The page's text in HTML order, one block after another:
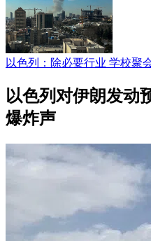
以色列：除必要行业 学校聚
以色列对伊朗发动
爆炸声